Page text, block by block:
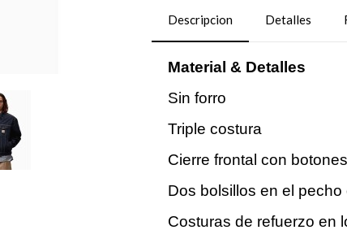
Descripcion Detalles
Material & Detalles
Sin forro
Triple costura
Cierre frontal con botones
Dos bolsillos en el
Costuras de refuerzo en